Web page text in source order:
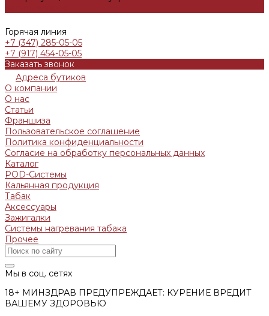
Горячая линия
+7 (347) 285-05-05
+7 (917) 454-05-05
Заказать звонок
Адреса бутиков
О компании
О нас
Статьи
Франшиза
Пользовательское соглашение
Политика конфиденциальности
Согласие на обработку персональных данных
Каталог
POD-Системы
Кальянная продукция
Табак
Аксессуары
Зажигалки
Системы нагревания табака
Прочее
Мы в соц. сетях
18+ МИНЗДРАВ ПРЕДУПРЕЖДАЕТ: КУРЕНИЕ ВРЕДИТ
ВАШЕМУ ЗДОРОВЬЮ